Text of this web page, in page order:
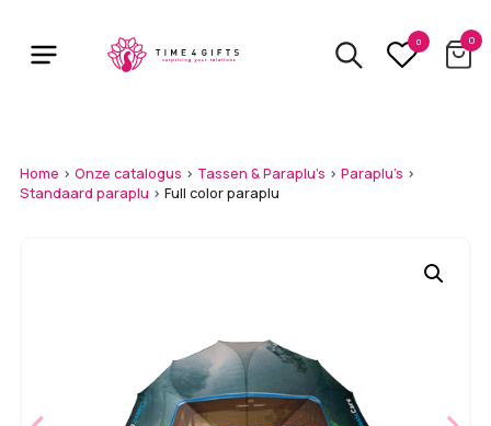
main
0 0
Home > Onze catalogus > Tassen & Paraplu's > Paraplu's >
Standaard paraplu > Full color paraplu